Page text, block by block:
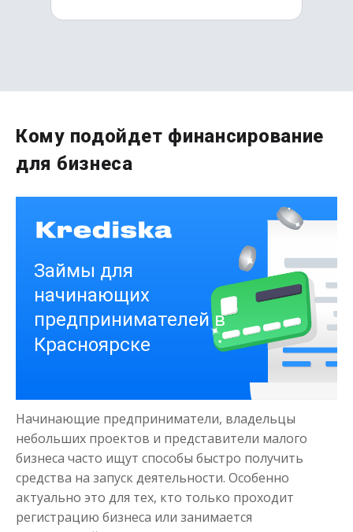
Сумма
Получить
Деньги на здоровье
Срок от 1до 21 дня
Получить
Кому подойдет финансирование
для бизнеса
Начинающие предприниматели, владельцы
небольших проектов и представители малого
бизнеса часто ищут способы быстро получить
средства на запуск деятельности. Особенно
актуально это для тех, кто только проходит
регистрацию бизнеса или занимается